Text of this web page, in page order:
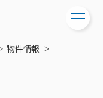
物件情報